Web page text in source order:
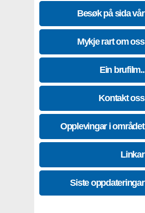
Besøk på sida vår
Mykje rart om oss
Ein brufilm..
Kontakt oss
Opplevingar i området
Linkar
Siste oppdateringar